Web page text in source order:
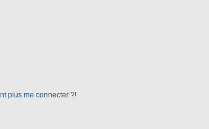
plus me connecter ?!